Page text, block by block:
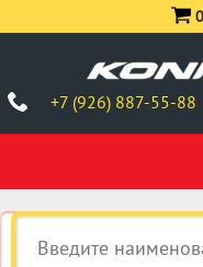
+7 (926) 887-55-88